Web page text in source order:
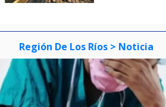
Región De Los Ríos > Noticia